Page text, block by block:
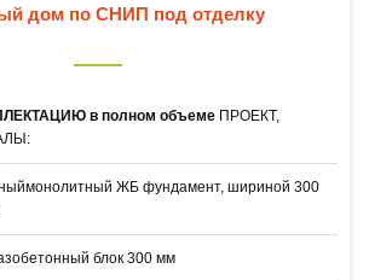
дом по СНИП под отделку
в полном объеме ПРОЕКТ,
ЖБ фундамент, шириной 300
блок 300 мм